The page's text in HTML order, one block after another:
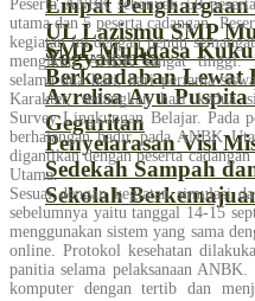
UL Lazismu SMP
Yogyakarta
SMP Muhdasa
Berkeadaban
Avrelisa Ayu
Geguritan
Penyelarasan Visi
Sedekah Sampah
Sekolah
Peserta ANBK sebanyak 50
utama dan 5 peserta cadangan.
kegiatan ini dengan penuh
mengikuti ANBK sangat tinggi.
selama dua hari, hari pertama
Karakter, sedangkan hari kedua
Survey Lingkungan Belajar. Pada
berhalangan hadir pada ANBK
digantikan dengan peserta
Utama.
Sesuai dengan kegiatan simulasi
sebelumnya yaitu tanggal 14-15
menggunakan sistem yang sama
online. Protokol kesehatan
panitia selama pelaksanaan
komputer dengan tertib dan